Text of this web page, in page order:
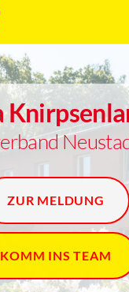
ZUR MELDUNG
KOMM INS TEAM